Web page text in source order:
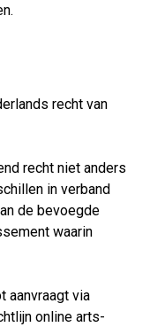
recht van
recht niet anders
in verband
de bevoegde
waarin
aanvraagt via
online arts-